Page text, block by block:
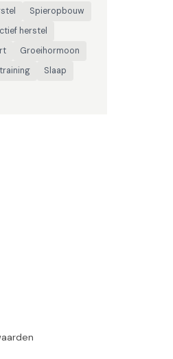
Spieropbouw
herstel
Groeihormoon
Slaap